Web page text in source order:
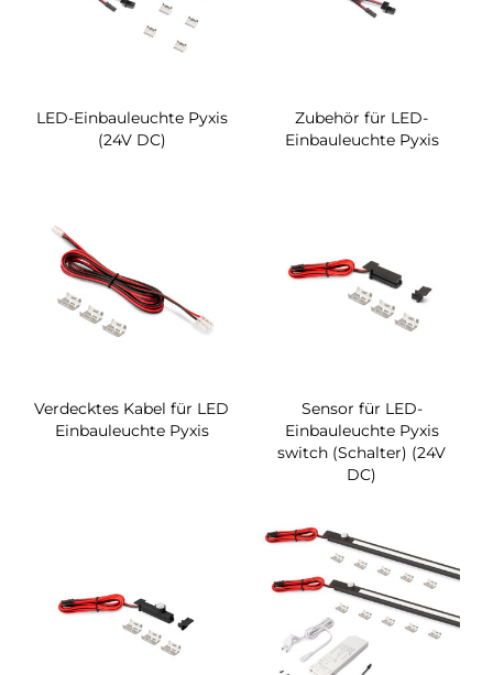
LED-Einbauleuchte Pyxis
(24V DC)
Zubehör für LED-
Einbauleuchte Pyxis
Verdecktes Kabel für LED
Einbauleuchte Pyxis
Sensor für LED-
Einbauleuchte Pyxis
switch (Schalter) (24V
DC)